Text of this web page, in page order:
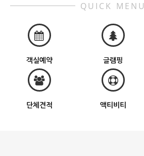
QUICK MENU
객실예약 글램핑
단체견적 액티비티